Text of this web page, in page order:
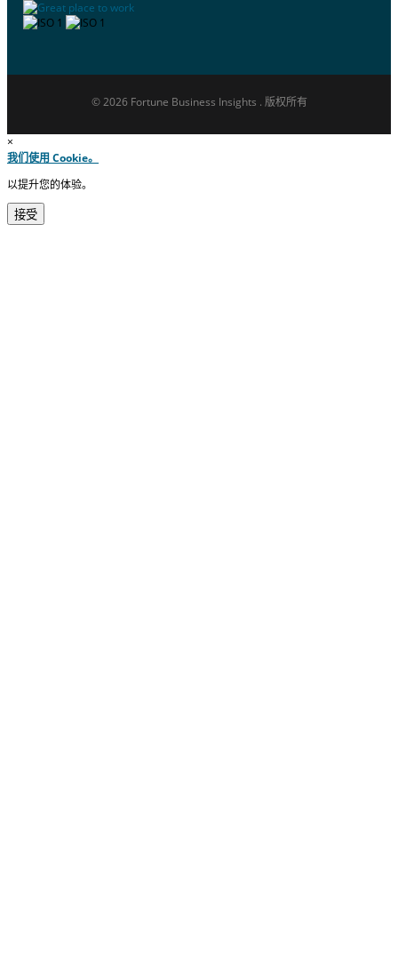
© 2026 Fortune Business Insights . 版权所有
×
我们使用 Cookie。
以提升您的体验。
接受